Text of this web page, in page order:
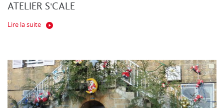
ATELIER S'CALE
Lire la suite